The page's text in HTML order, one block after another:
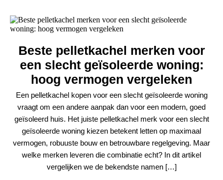
Beste pelletkachel merken voor
een slecht geïsoleerde woning:
hoog vermogen vergeleken
Een pelletkachel kopen voor een slecht geïsoleerde woning
vraagt om een andere aanpak dan voor een modern, goed
geïsoleerd huis. Het juiste pelletkachel merk voor een slecht
geïsoleerde woning kiezen betekent letten op maximaal
vermogen, robuuste bouw en betrouwbare regelgeving. Maar
welke merken leveren die combinatie echt? In dit artikel
vergelijken we de bekendste namen […]